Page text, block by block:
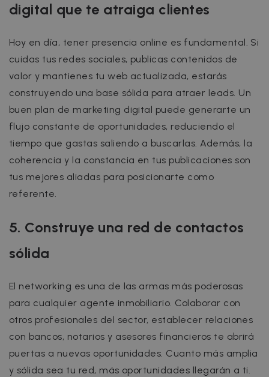
digital que te atraiga clientes
Hoy en día, tener presencia online es fundamental. Si
cuidas tus redes sociales, publicas contenidos de
valor y mantienes tu web actualizada, estarás
construyendo una base sólida para atraer leads. Un
buen plan de marketing digital puede generarte un
flujo constante de oportunidades, reduciendo el
tiempo que gastas saliendo a buscarlas. Además, la
coherencia y la constancia en tus publicaciones son
tus mejores aliadas para posicionarte como
referente.
5. Construye una red de contactos
sólida
El networking es una de las armas más poderosas
para cualquier agente inmobiliario. Colaborar con
otros profesionales del sector, establecer relaciones
con bancos, notarios y asesores financieros te abrirá
puertas a nuevas oportunidades. Cuanto más amplia
y sólida sea tu red, más oportunidades llegarán a ti.